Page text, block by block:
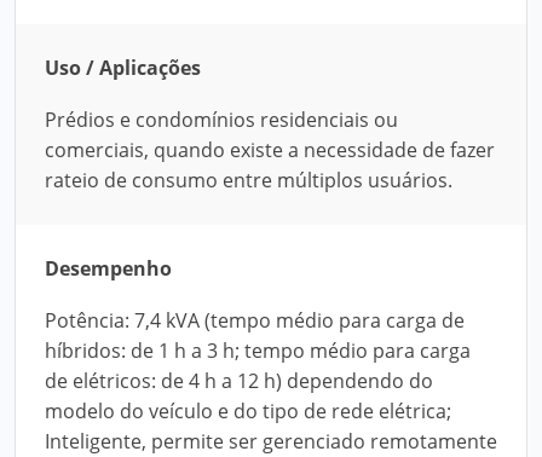
Uso / Aplicações
Prédios e condomínios residenciais ou
comerciais, quando existe a necessidade de fazer
rateio de consumo entre múltiplos usuários.
Desempenho
Potência: 7,4 kVA (tempo médio para carga de
híbridos: de 1 h a 3 h; tempo médio para carga
de elétricos: de 4 h a 12 h) dependendo do
modelo do veículo e do tipo de rede elétrica;
Inteligente, permite ser gerenciado remotamente